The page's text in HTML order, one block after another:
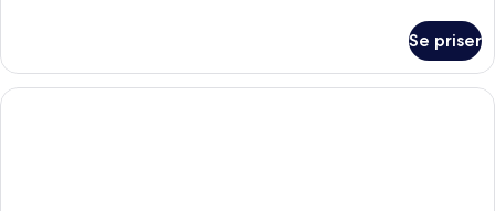
–
basic
Se priser